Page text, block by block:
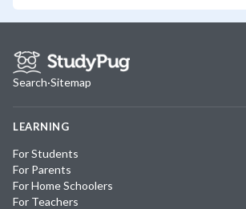
Search·Sitemap
LEARNING
For Students
For Parents
For Home Schoolers
For Teachers